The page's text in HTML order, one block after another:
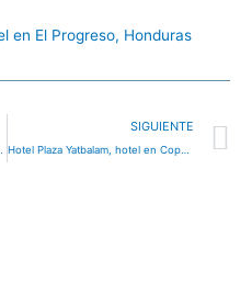
en El Progreso, Honduras
SIGUIENTE
Hotel Plaza Yatbalam, hotel en Copán Ruinas, Honduras